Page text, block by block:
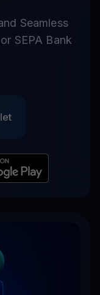
Seamless
SEPA Bank